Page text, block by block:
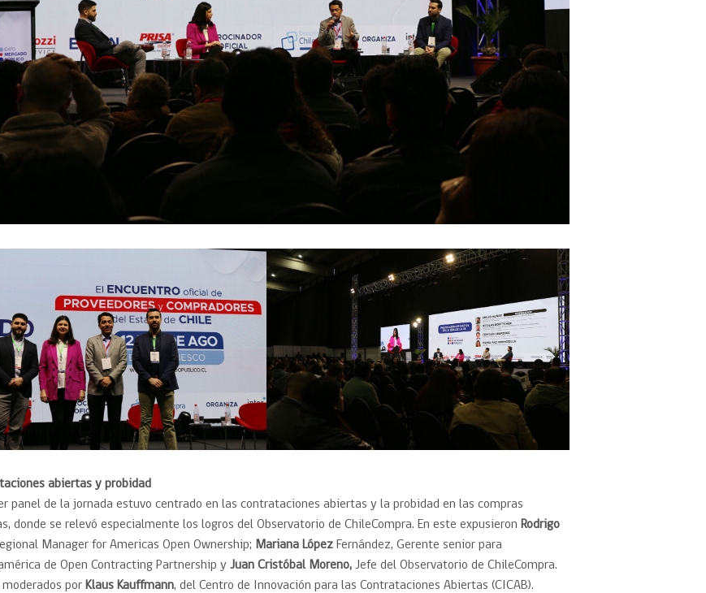
abiertas y probidad
panel de la jornada estuvo centrado en las contrataciones abiertas y la probidad en las compras
donde se relevó especialmente los logros del Observatorio de ChileCompra. En este expusieron Rodrigo
Manager for Americas Open Ownership; Mariana López Fernández, Gerente senior para
de Open Contracting Partnership yJuan Cristóbal Moreno, Jefe del Observatorio de ChileCompra.
moderados por Klaus Kauffmann, del Centro de Innovación para las Contrataciones Abiertas (CICAB).